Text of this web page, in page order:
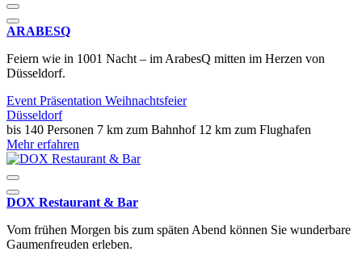
ARABESQ
Feiern wie in 1001 Nacht – im ArabesQ mitten im Herzen von
Düsseldorf.
Event Präsentation Weihnachtsfeier
Düsseldorf
bis 140 Personen 7 km zum Bahnhof 12 km zum Flughafen
Mehr erfahren
DOX Restaurant & Bar
Vom frühen Morgen bis zum späten Abend können Sie wunderbare
Gaumenfreuden erleben.